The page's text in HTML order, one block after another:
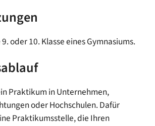
oder 10. Klasse eines Gymnasiums.
Praktikum in Unternehmen,
oder Hochschulen. Dafür
Praktikumsstelle, die Ihren